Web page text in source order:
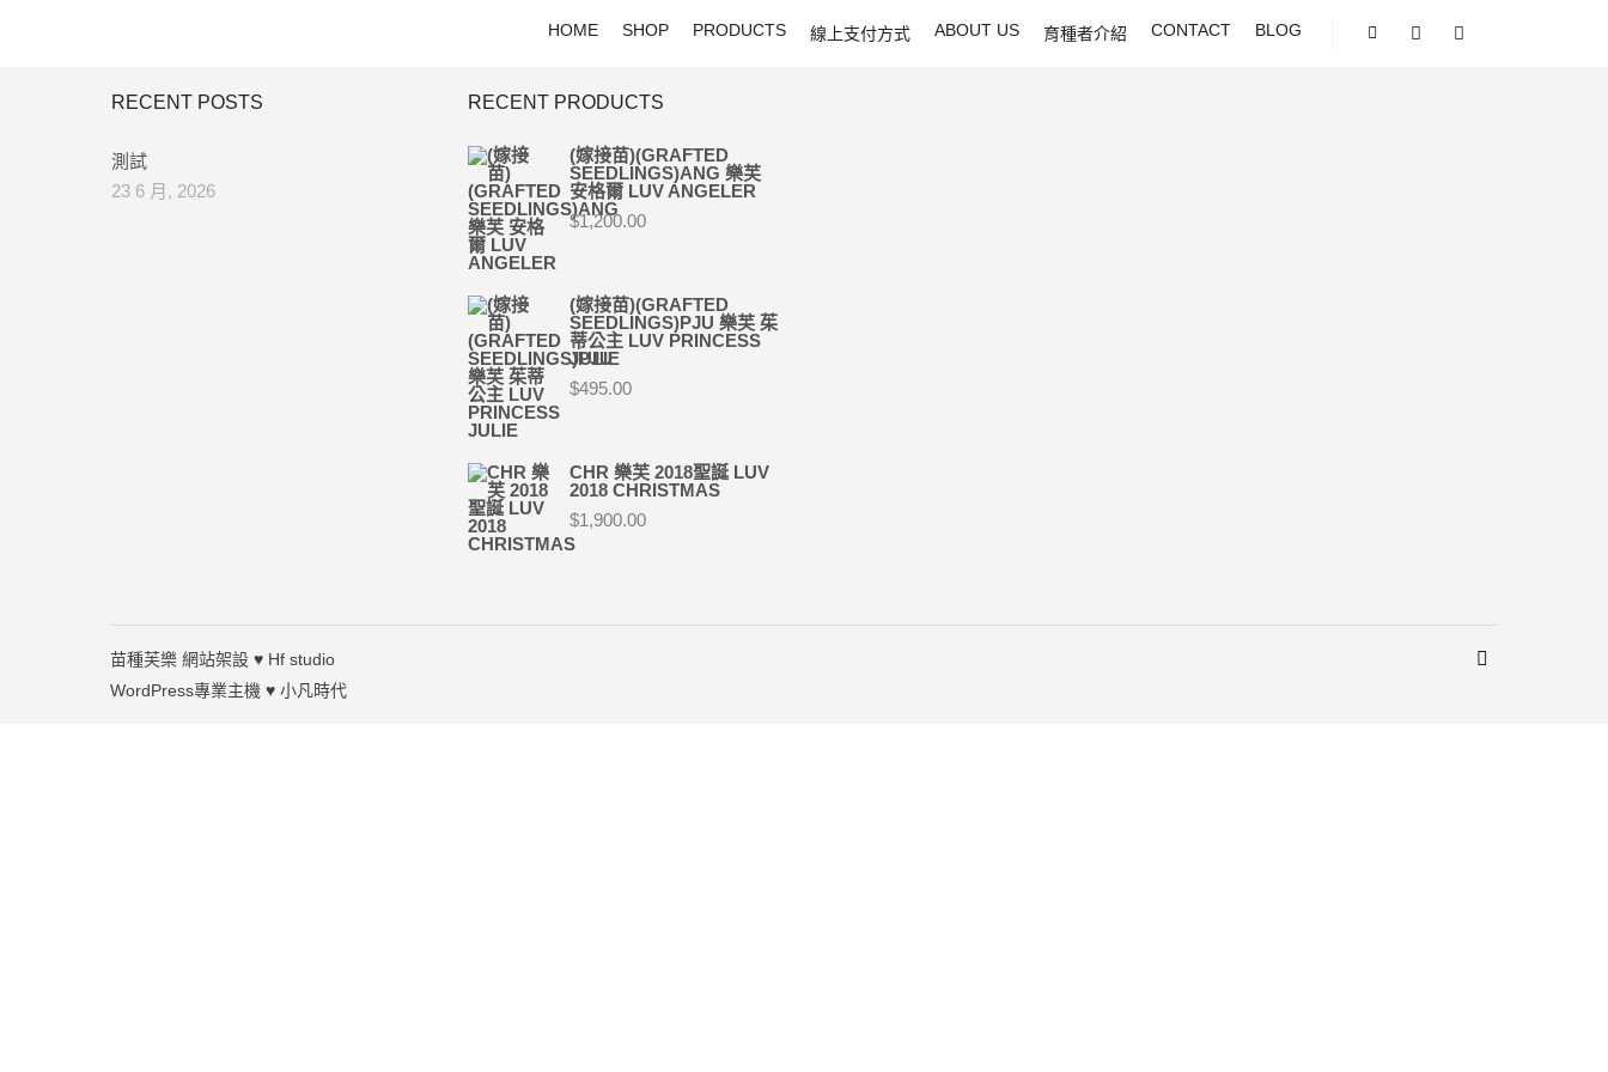
HOME SHOP PRODUCTS 線上支付方式 ABOUT US 育種者介紹 CONTACT BLOG
RECENT POSTS
測試
23 6 月, 2026
RECENT PRODUCTS
(嫁接苗)(GRAFTED
SEEDLINGS)ANG 樂芙
安格爾 LUV ANGELER
$1,200.00
(嫁接苗)(GRAFTED
SEEDLINGS)PJU 樂芙 茱
蒂公主 LUV PRINCESS
JULIE
$495.00
CHR 樂芙 2018聖誕 LUV
2018 CHRISTMAS
$1,900.00
苗種芙樂 網站架設 ♥ Hf studio
WordPress專業主機 ♥ 小凡時代